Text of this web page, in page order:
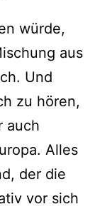
würde,
aus
Und
zu hören,
auch
Alles
der die
vor sich